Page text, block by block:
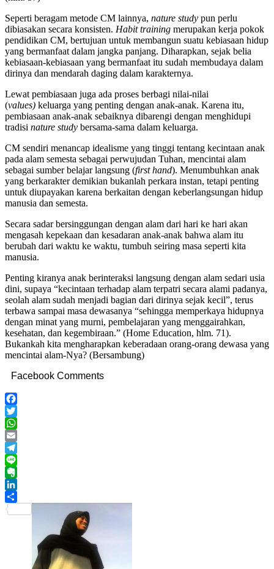
Seperti beragam metode CM lainnya, nature study pun perlu
dibiasakan secara konsisten. Habit training merupakan kerja pokok
pendidikan CM, bertujuan untuk membangun suatu kebiasaan hidup
yang bermanfaat dalam jangka panjang. Diharapkan, sejak belia
kebiasaan-kebiasaan yang bermanfaat itu sudah membudaya dalam
dirinya dan mendarah daging dalam karakternya.
Lewat pembiasaan juga ada proses berbagi nilai-nilai
(values) keluarga yang penting dengan anak-anak. Karena itu,
pembiasaan anak-anak sebaiknya dibarengi dengan menghidupi
tradisi nature study bersama-sama dalam keluarga.
CM sendiri menancap idealisme yang tinggi tentang kecintaan anak
pada alam semesta sebagai perwujudan Tuhan, mencintai alam
sebagai sumber belajar langsung (first hand). Menumbuhkan anak
yang berkarakter demikian bukanlah perkara instan, tetapi penting
untuk diupayakan karena berkaitan dengan keberlangsungan hidup
manusia dan semesta.
Secara sadar bersinggungan dengan alam dari hari ke hari akan
mengasah kepekaan dan kesadaran anak-anak bahwa alam itu
berubah dari waktu ke waktu, tumbuh seiring masa seperti kita
manusia.
Penting kiranya anak berinteraksi langsung dengan alam sedari usia
dini, supaya “kecintaan terhadap alam terpatri secara alami padanya,
seolah alam sudah menjadi bagian dari dirinya sejak kecil”, terus
terbawa sampai masa dewasanya “sehingga memperkaya hidupnya
dengan minat yang murni, pembelajaran yang menggairahkan,
kesehatan, dan kegembiraan.” (Home Education, hlm. 71).
Bukankah kita mengharapkan keberadaan orang-orang dewasa yang
mencintai alam-Nya? (Bersambung)
Facebook Comments
Facebook
Twitter
WhatsApp
Email
Telegram
Line
Evernote
LinkedIn